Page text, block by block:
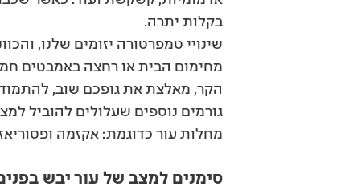
בקלות יתרה.
שינויי טמפרטורה יזומים שלנו,
מחימום הבית או רחצה באמבטים
הקר, מאלצת את גופכם שוב,
גורמים נוספים שעלולים להוביל
מחלות עור כדוגמת: אקזמה
סימנים למצב של עור יבש